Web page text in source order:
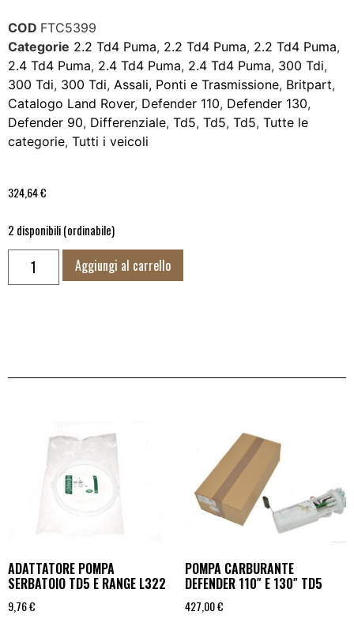
COD FTC5399
Categorie 2.2 Td4 Puma, 2.2 Td4 Puma, 2.2 Td4 Puma,
2.4 Td4 Puma, 2.4 Td4 Puma, 2.4 Td4 Puma, 300 Tdi,
300 Tdi, 300 Tdi, Assali, Ponti e Trasmissione, Britpart,
Catalogo Land Rover, Defender 110, Defender 130,
Defender 90, Differenziale, Td5, Td5, Td5, Tutte le
categorie, Tutti i veicoli
324,64€
2 disponibili (ordinabile)
Aggiungi al carrello
ADATTATORE POMPA
SERBATOIO TD5 E RANGE L322
9,76€
POMPA CARBURANTE
DEFENDER 110″ E 130″ TD5
427,00€